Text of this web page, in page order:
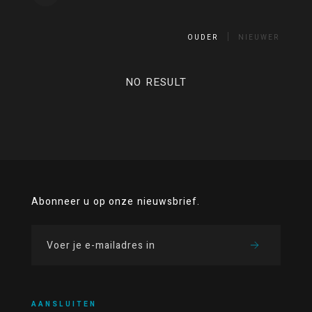
OUDER NIEUWER
NO RESULT
Abonneer u op onze nieuwsbrief.
AANSLUITEN